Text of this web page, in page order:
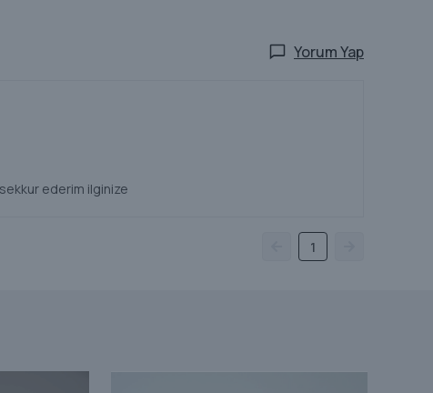
Yorum Yap
ederim ilginize
1